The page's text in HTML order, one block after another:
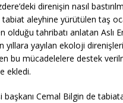
direnişin nasıl
aleyhine yürütülen taş
olduğu tahribatı anlatan Aslı
yıllara yayılan ekoloji
bu mücadelelere destek
ekledi.
başkanı Cemal Bilgin de